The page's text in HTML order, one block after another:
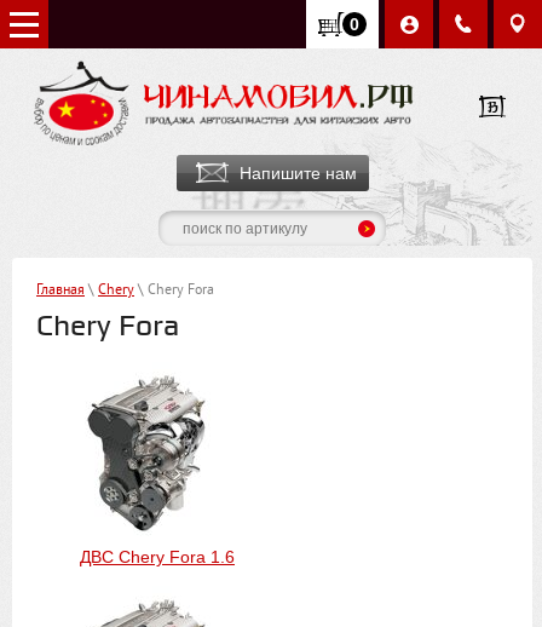
0
Напишите нам
Главная \ Chery \ Chery Fora
Chery Fora
ДВС Chery Fora 1.6